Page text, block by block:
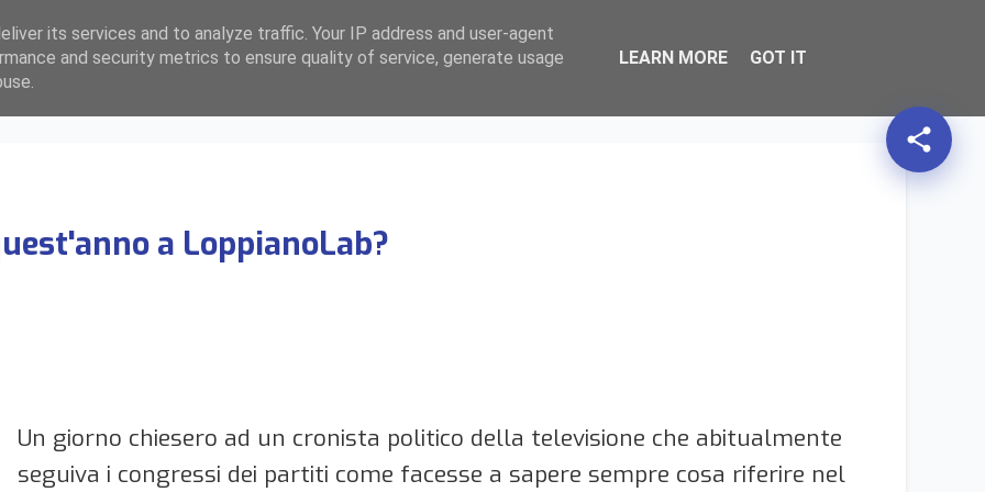
HOMEAZIONIexpand_moreTERRITORIO
a LoppianoLab?
share
Un giorno chiesero ad un cronista politico della televisione che abitualmente
seguiva i congressi dei partiti come facesse a sapere sempre cosa riferire nel
its services and to analyze traffic. Your IP address and user-agent
and security metrics to ensure quality of service, generate usage
LEARN MORE GOT IT